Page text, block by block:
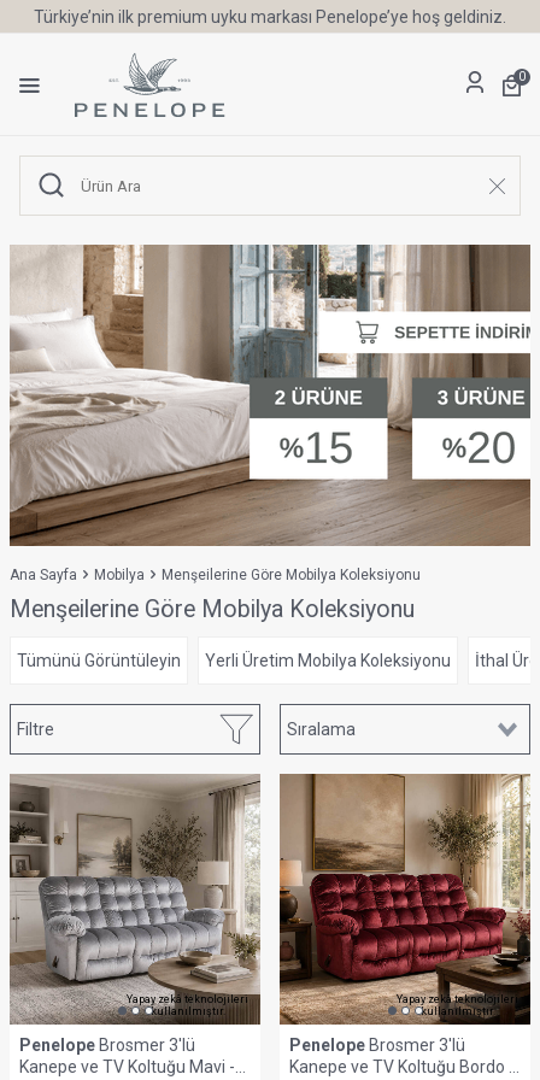
6 Ay'a Varan Taksit Ayrıcalığı
0
Ana Sayfa Mobilya Menşeilerine Göre Mobilya Koleksiyonu
Menşeilerine Göre Mobilya Koleksiyonu
Tümünü Görüntüleyin Yerli Üretim Mobilya Koleksiyonu İthal
Filtre
Yapay zekâ teknolojileri
kullanılmıştır.
Penelope Brosmer 3'lü
Kanepe ve TV Koltuğu Mavi -
Yapay zekâ teknolojileri
kullanılmıştır.
Penelope Brosmer 3'lü
Kanepe ve TV Koltuğu Bordo -